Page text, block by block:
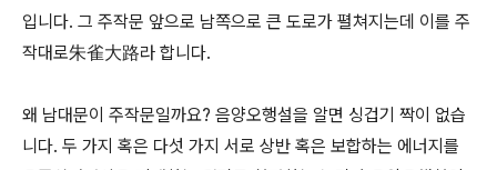
입니다. 그 주작문 앞으로 남쪽으로 큰 도로가 펼쳐지는데 이를 주
작대로朱雀大路라 합니다.
왜 남대문이 주작문일까요? 음양오행설을 알면 싱겁기 짝이 없습
니다. 두 가지 혹은 다섯 가지 서로 상반 혹은 보합하는 에너지를